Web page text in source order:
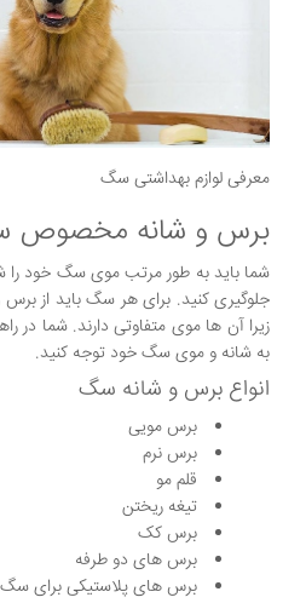
معرفی لوازم بهداشتی سگ
برس و شانه
شما باید به طور مرتب موی سگ خود را
جلوگیری کنید. برای هر سگ باید از
زیرا آن ها موی متفاوتی دارند. شما در
به شانه و موی سگ خود توجه کنید.
انواع برس و شانه سگ
برس مویی
برس نرم
قلم مو
تیغه ریختن
برس کک
برس های دو طرفه
برس های پلاستیکی برای سگ